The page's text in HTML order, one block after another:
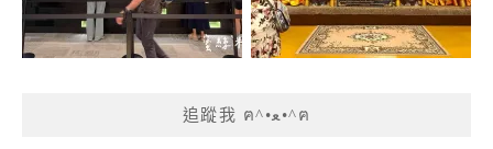
追蹤我 ฅ^•ﻌ•^ฅ